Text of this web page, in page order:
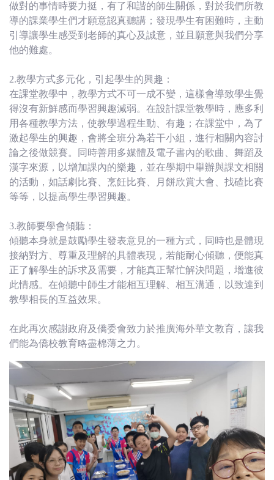
做對的事情時要力挺，有了和諧的師生關係，對於我們所教
導的課業學生們才願意認真聽講；發現學生有困難時，主動
引導讓學生感受到老師的真心及誠意，並且願意與我們分享
他的難處。
2.教學方式多元化，引起學生的興趣：
在課堂教學中，教學方式不可一成不變，這樣會導致學生覺
得沒有新鮮感而學習興趣減弱。在設計課堂教學時，應多利
用各種教學方法，使教學過程生動、有趣；在課堂中，為了
激起學生的興趣，會將全班分為若干小組，進行相關內容討
論之後做競賽。同時善用多媒體及電子書內的歌曲、舞蹈及
漢字來源，以增加課內的樂趣，並在學期中舉辦與課文相關
的活動，如話劇比賽、烹飪比賽、月餅欣賞大會、找碴比賽
等等，以提高學生學習興趣。
3.教師要學會傾聽：
傾聽本身就是鼓勵學生發表意見的一種方式，同時也是體現
接納對方、尊重及理解的具體表現，若能耐心傾聽，便能真
正了解學生的訴求及需要，才能真正幫忙解決問題，增進彼
此情感。在傾聽中師生才能相互理解、相互溝通，以致達到
教學相長的互益效果。
在此再次感謝政府及僑委會致力於推廣海外華文教育，讓我
們能為僑校教育略盡棉薄之力。